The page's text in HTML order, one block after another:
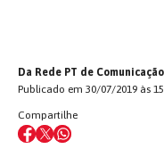
Da Rede PT de Comunicação
Publicado em 30/07/2019 às
Compartilhe